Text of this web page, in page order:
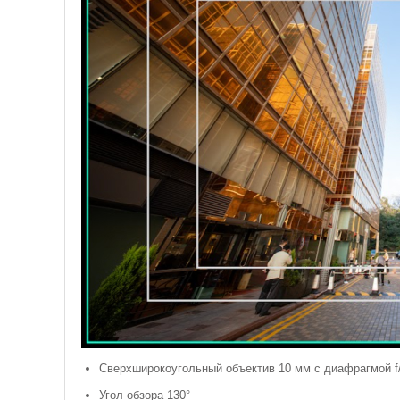
Сверхширокоугольный объектив 10 мм с диафрагмой
Угол обзора 130°